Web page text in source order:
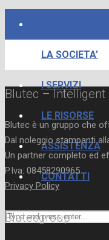
LA SOCIETA’
I SERVIZI
LE RISORSE
ASSISTENZA
CONTATTI
Blutec – Intelligent
Blutec è un gruppo che
Dal noleggio stampanti
Un partner completo ed
P.Iva: 08458290965
Privacy Policy
Blutecgroup